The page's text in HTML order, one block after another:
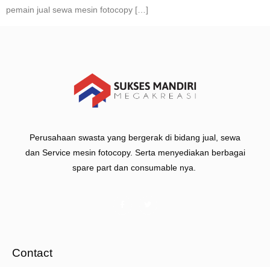
pemain jual sewa mesin fotocopy […]
Perusahaan swasta yang bergerak di bidang jual, sewa
dan Service mesin fotocopy. Serta menyediakan berbagai
spare part dan consumable nya.
Contact